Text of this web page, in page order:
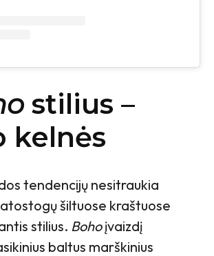
stilius –
kelnės
tendencijų nesitraukia
šiltuose kraštuose
stilius. Bohoįvaizdį
baltus marškinius